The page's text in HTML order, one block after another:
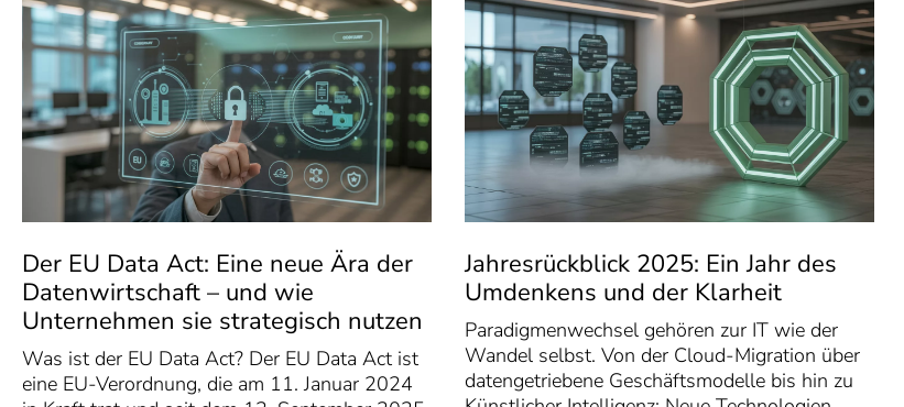
Der EU Data Act: Eine neue Ära der
Datenwirtschaft – und wie
Unternehmen sie strategisch nutzen
Was ist der EU Data Act? Der EU Data Act ist
eine EU-Verordnung, die am 11. Januar 2024
Jahresrückblick 2025: Ein Jahr des
Umdenkens und der Klarheit
Paradigmenwechsel gehören zur IT wie der
Wandel selbst. Von der Cloud-Migration über
datengetriebene Geschäftsmodelle bis hin zu